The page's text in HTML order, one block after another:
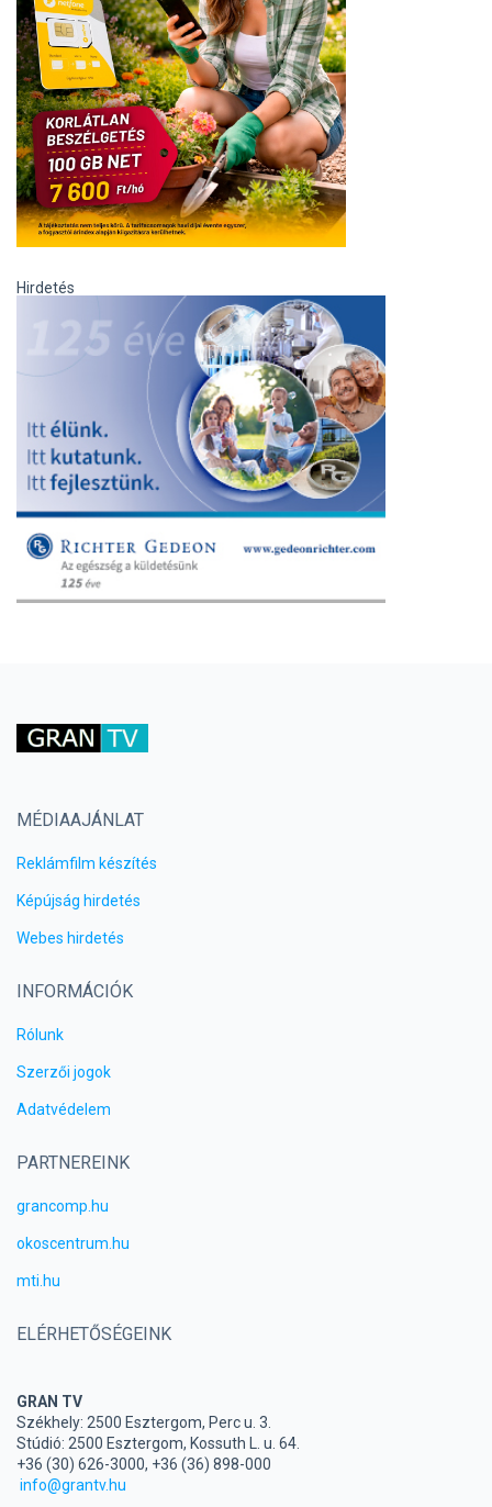
Hirdetés
MÉDIAAJÁNLAT
Reklámfilm készítés
Képújság hirdetés
Webes hirdetés
INFORMÁCIÓK
Rólunk
Szerzői jogok
Adatvédelem
PARTNEREINK
grancomp.hu
okoscentrum.hu
mti.hu
ELÉRHETŐSÉGEINK
GRAN TV
Székhely: 2500 Esztergom, Perc u. 3.
Stúdió: 2500 Esztergom, Kossuth L. u. 64.
+36 (30) 626-3000, +36 (36) 898-000
info@grantv.hu